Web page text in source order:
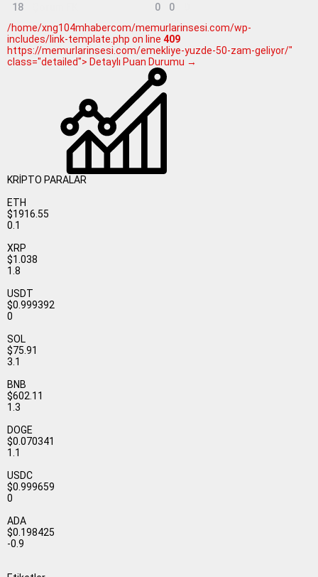
18 0 0
/home/xng104mhabercom/memurlarinsesi.com/wp-
includes/link-template.php on line 409
https://memurlarinsesi.com/emekliye-yuzde-50-zam-geliyor/"
class="detailed"> Detaylı Puan Durumu →
KRİPTO PARALAR
ETH
$1916.55
0.1
XRP
$1.038
1.8
USDT
$0.999392
0
SOL
$75.91
3.1
BNB
$602.11
1.3
DOGE
$0.070341
1.1
USDC
$0.999659
0
ADA
$0.198425
-0.9